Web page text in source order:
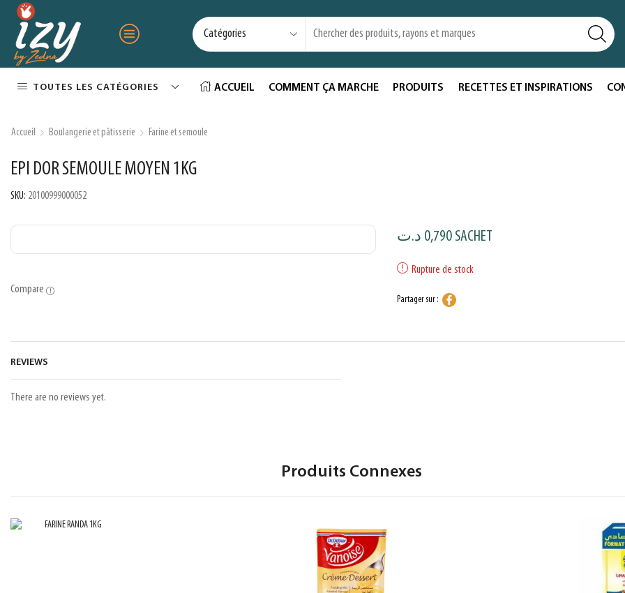
TOUTES LES CATÉGORIES ACCUEIL COMMENT ÇA MARCHE PRODUITS RECETTES ET INSPIRATIONS
Accueil Boulangerie et pâtisserie Farine et semoule
EPI DOR SEMOULE MOYEN 1KG
SKU: 20100999000052
Compare
0,790 د.ت SACHET
Rupture de stock
Partager sur :
REVIEWS
There are no reviews yet.
Produits Connexes